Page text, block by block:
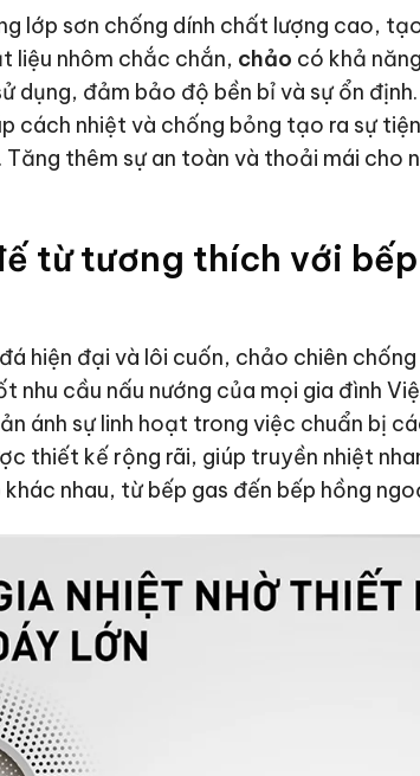
lớp sơn chống dính chất lượng cao,
liệu nhôm chắc chắn, chảo có khả
dụng, đảm bảo độ bền bỉ và sự ổn
cách nhiệt và chống bỏng tạo ra sự
thêm sự an toàn và thoải mái cho
từ tương thích với
hiện đại và lôi cuốn, chảo chiên chống
nhu cầu nấu nướng của mọi gia đình
ánh sự linh hoạt trong việc chuẩn bị
thiết kế rộng rãi, giúp truyền nhiệt
nhau, từ bếp gas đến bếp hồng